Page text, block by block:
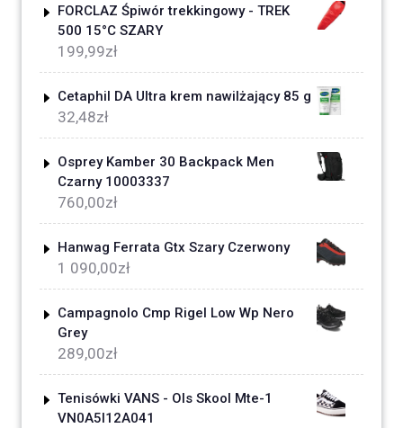
FORCLAZ Śpiwór trekkingowy - TREK
500 15°C SZARY
199,99zł
Cetaphil DA Ultra krem nawilżający 85 g
32,48zł
Osprey Kamber 30 Backpack Men
Czarny 10003337
760,00zł
Hanwag Ferrata Gtx Szary Czerwony
1 090,00zł
Campagnolo Cmp Rigel Low Wp Nero
Grey
289,00zł
Tenisówki VANS - Ols Skool Mte-1
VN0A5I12A041